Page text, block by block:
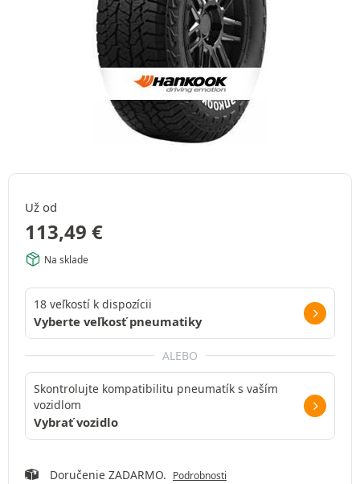
Už od
113,49 €
Na sklade
18 veľkostí k dispozícii
Vyberte veľkosť pneumatiky
ALEBO
Skontrolujte kompatibilitu pneumatík s vaším
vozidlom
Vybrať vozidlo
Doručenie ZADARMO. Podrobnosti